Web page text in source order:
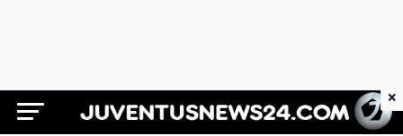
Juventus News 24
×